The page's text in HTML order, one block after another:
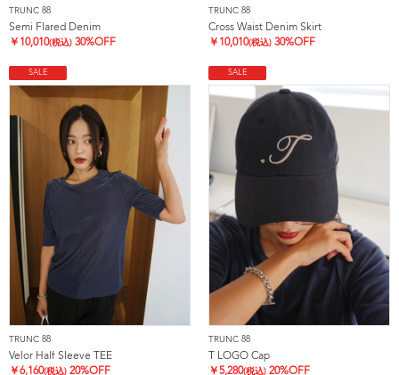
TRUNC 88
Semi Flared Denim
￥ 10,010(税込) 30%OFF
TRUNC 88
Cross Waist Denim Skirt
￥ 10,010(税込) 30%OFF
SALE
TRUNC 88
Velor Half Sleeve TEE
￥6,160(税込) 20%OFF
SALE
TRUNC 88
T LOGO Cap
￥5,280(税込) 20%OFF